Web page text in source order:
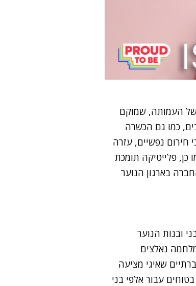
העמותה, שמוקם
כמו גם הכשרה
חירום נפשיים, עזרה
כן, פלייטיקה תומכת
בארגון הנוער
ובנות הנוער
נאלצים
שאיגי מציעה
עבור אלפי בני